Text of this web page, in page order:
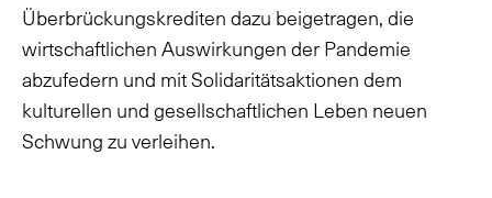
Überbrückungskrediten dazu beigetragen, die
wirtschaftlichen Auswirkungen der Pandemie
abzufedern und mit Solidaritätsaktionen dem
kulturellen und gesellschaftlichen Leben neuen
Schwung zu verleihen.